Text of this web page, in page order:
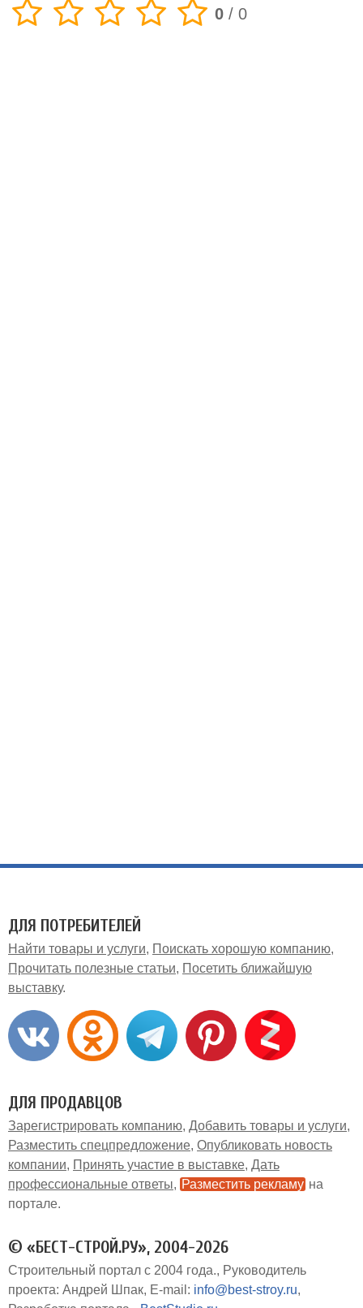
0 / 0
ДЛЯ ПОТРЕБИТЕЛЕЙ
Найти товары и услуги
Поискать хорошую компанию
Прочитать полезные статьи
Посетить ближайшую
выставку
ДЛЯ ПРОДАВЦОВ
Зарегистрировать компанию Добавить товары и услуги
Разместить спецпредложение Опубликовать новость
компании
Принять участие в выставке Дать
профессиональные ответы
Разместить рекламу на
портале
© «БЕСТ-СТРОЙ.РУ», 2004-2026
Строительный портал с 2004 года.
Руководитель
проекта: Андрей Шпак E-mail: info@best-stroy.ru